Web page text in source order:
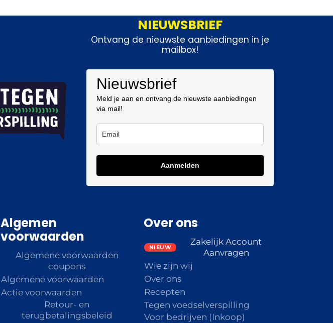
NIEUWSBRIEF
Ontvang de nieuwste aanbiedingen in je
mailbox!
Nieuwsbrief
Meld je aan en ontvang de nieuwste aanbiedingen
via mail!
Aanmelden
Algemen
voorwaarden
Algemene voorwaarden
coupons
Algemene voorwaarden
Actie voorwaarden
Retour- en
terugbetalingsbeleid
Over ons
Zakelijk Account
Aanvragen
Wie zijn wij
Over ons
Recepten
Tegen voedselverspilling
Voor bedrijven (Inkoop)